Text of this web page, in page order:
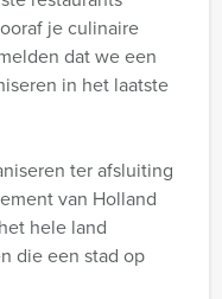
je culinaire
dat we een
in het laatste
ter afsluiting
van Holland
hele land
die een stad op